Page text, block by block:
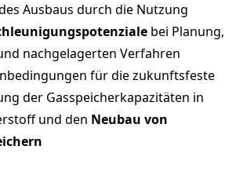
Ausbaus durch die Nutzung
bei Planung,
nachgelagerten Verfahren
für die zukunftsfeste
der Gasspeicherkapazitäten in
und den Neubau von